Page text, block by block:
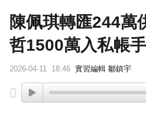
陳佩琪轉匯244萬
哲1500萬入私帳
2026-04-11 18:46 實習編輯 鄒鎮宇